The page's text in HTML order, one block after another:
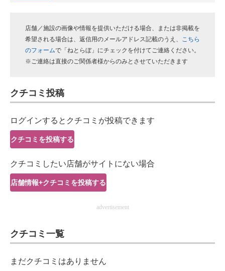
経営リーダーのコミュニティ
マーケ×ITの今がよく分かる
製造業のIT導入・活用を支援
エレクトロニクス専門サイト
エネルギーの専門メディア
建設×テクノロジーの最前線
店舗／施設の画像や情報を提供いただける場合、または非掲載を
希望される場合は、返信用のメールアドレス記載のうえ、
こちら
のフォームで「ねとらぼ」にチェックを付けてご連絡ください。
※ご連絡は直接のご関係者様からのみとさせていただきます
クチコミ投稿
ログインするとクチコミが投稿できます
クチコミを投稿する
クチコミしたい店舗がサイトにない場合
店舗情報+クチコミを投稿する
advertisement
クチコミ一覧
まだクチコミはありません